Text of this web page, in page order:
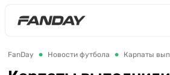
Англия
Испания
FanDay Новости футбола